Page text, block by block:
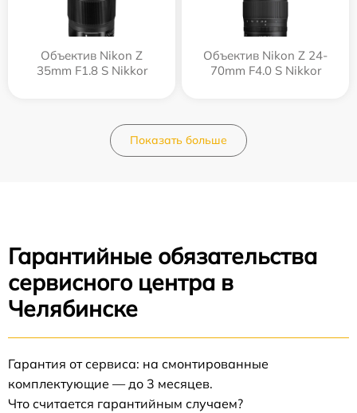
Объектив Nikon Z
35mm F1.8 S Nikkor
Объектив Nikon Z 24-
70mm F4.0 S Nikkor
Показать больше
Гарантийные обязательства
сервисного центра в
Челябинске
Гарантия от сервиса: на смонтированные
комплектующие — до 3 месяцев.
Что считается гарантийным случаем?